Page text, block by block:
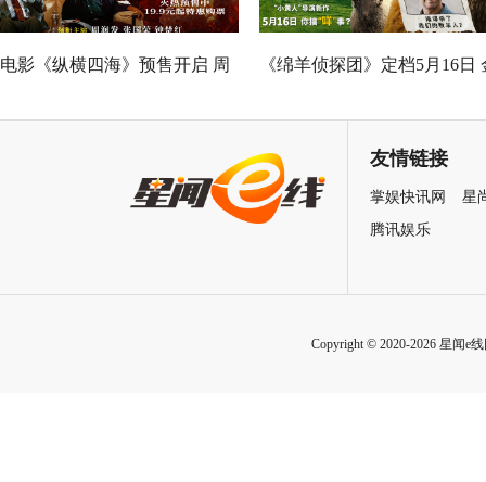
电影《纵横四海》预售开启 周 《绵羊侦探团》定档5月16日
友情链接
掌娱快讯网
星
腾讯娱乐
Copyright © 2020-2026 星闻e